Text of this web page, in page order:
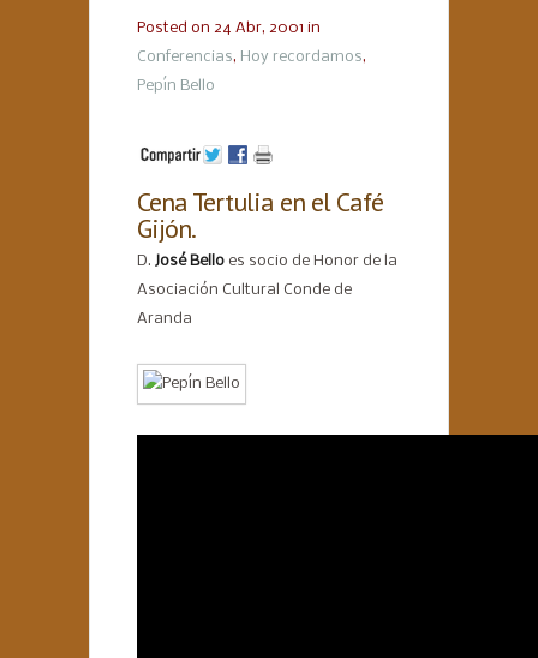
Posted on 24 Abr, 2001 in
Conferencias, Hoy recordamos,
Pepín Bello
Cena Tertulia en el Café
Gijón.
D. José Bello es socio de Honor de la
Asociación Cultural Conde de
Aranda